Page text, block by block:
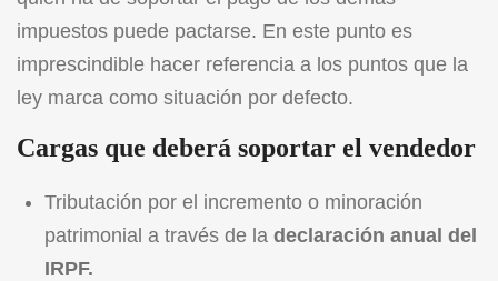
impuestos puede pactarse. En este punto es
imprescindible hacer referencia a los puntos que la
ley marca como situación por defecto.
Cargas que deberá soportar el vendedor
Tributación por el incremento o minoración
patrimonial a través de la declaración anual del
IRPF.